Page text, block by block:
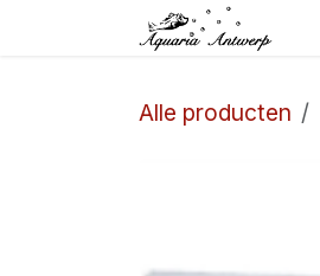
Overslaan naar inhoud
Alle producten